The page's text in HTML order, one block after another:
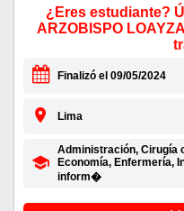
¿Eres estudiante?
ARZOBISPO
Finalizó el 09/05/2024
Lima
Administración, Cirugía
Economía, Enfermería,
inform�